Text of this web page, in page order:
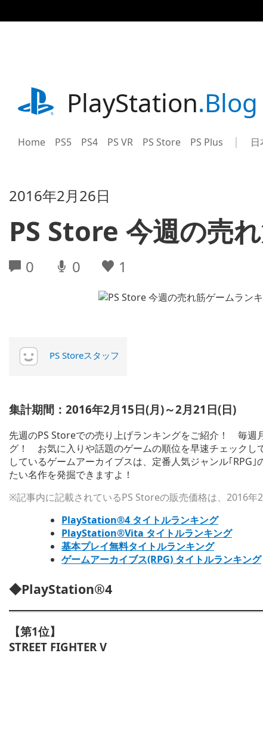
事
playstation.comPlayStation.Blog
Home PS5 PS4 PS VR PS Store PS Plus
2016年2月26日
PS Store 今週の売
0 0 1
PS Storeスタッフ
集計期間：2016年2月15日(月)～2月21日(日)
先週のPS Storeでの売り上げランキングをご紹介！ 毎週
グ！ お気に入りや話題のゲームの順位を早速チェックし
しているゲームアーカイブスは、定番人気ジャンル｢RPG
たい名作を発掘できますよ！
※記事内に記載されているPS Storeの販売価格は、2016年2
PlayStation®4 タイトルランキング
PlayStation®Vita タイトルランキング
基本プレイ無料タイトルランキング
ゲームアーカイブス(RPG) タイトルランキング
◆PlayStation®4
【第1位】
STREET FIGHTER V